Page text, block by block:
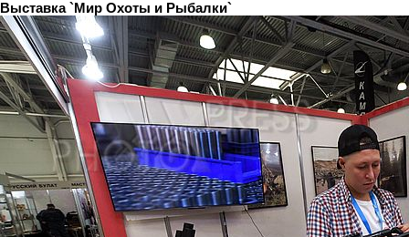
Выставка `Мир Охоты и Рыбалки`